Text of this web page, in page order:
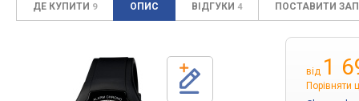
ДЕ КУПИТИ 9 ОПИС ВІДГУКИ 4 ПОСТАВИТИ
від 1
Порівняти